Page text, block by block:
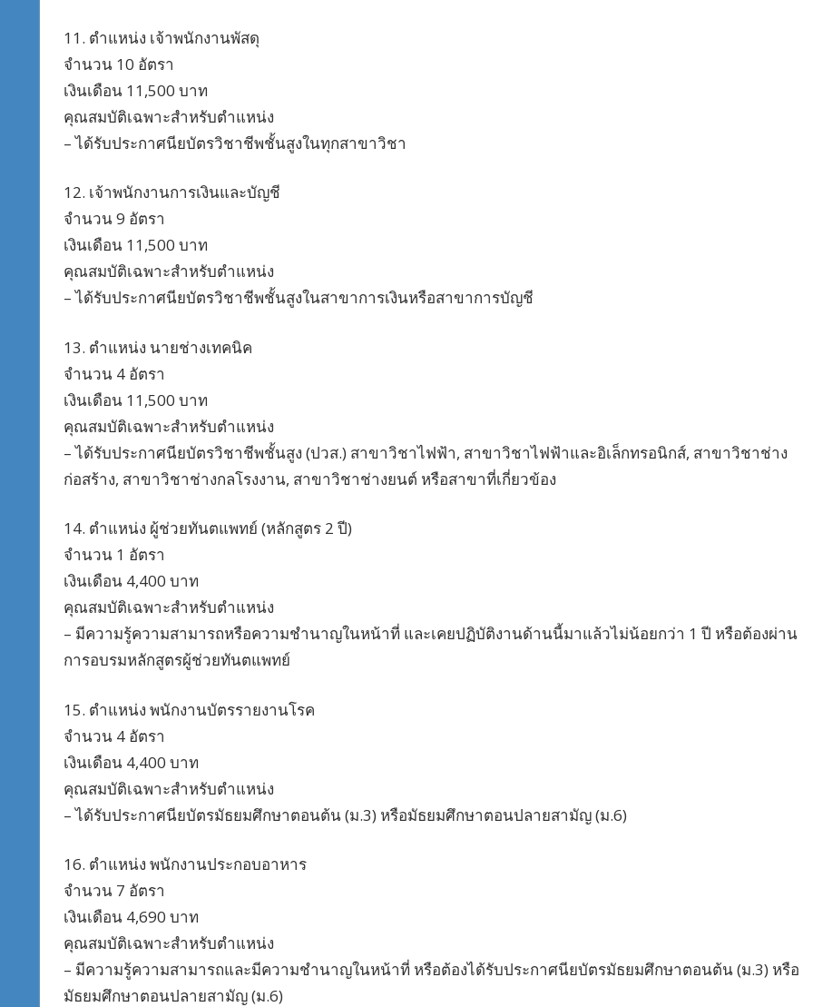
11. ตำแหน่ง เจ้าพนักงานพัสดุ
จำนวน 10 อัตรา
เงินเดือน 11,500 บาท
คุณสมบัติเฉพาะสำหรับตำแหน่ง
– ได้รับประกาศนียบัตรวิชาชีพชั้นสูงในทุกสาขาวิชา
12. เจ้าพนักงานการเงินและบัญชี
จำนวน 9 อัตรา
เงินเดือน 11,500 บาท
คุณสมบัติเฉพาะสำหรับตำแหน่ง
– ได้รับประกาศนียบัตรวิชาชีพชั้นสูงในสาขาการเงินหรือสาขาการบัญชี
13. ตำแหน่ง นายช่างเทคนิค
จำนวน 4 อัตรา
เงินเดือน 11,500 บาท
คุณสมบัติเฉพาะสำหรับตำแหน่ง
– ได้รับประกาศนียบัตรวิชาชีพชั้นสูง (ปวส.) สาขาวิชาไฟฟ้า, สาขาวิชาไฟฟ้าและอิเล็กทรอนิกส์, สาขาวิชาช่าง
ก่อสร้าง, สาขาวิชาช่างกลโรงงาน, สาขาวิชาช่างยนต์ หรือสาขาที่เกี่ยวข้อง
14. ตำแหน่ง ผู้ช่วยทันตแพทย์ (หลักสูตร 2 ปี)
จำนวน 1 อัตรา
เงินเดือน 4,400 บาท
คุณสมบัติเฉพาะสำหรับตำแหน่ง
– มีความรู้ความสามารถหรือความชำนาญในหน้าที่ และเคยปฏิบัติงานด้านนี้มาแล้วไม่น้อยกว่า 1 ปี หรือต้องผ่าน
การอบรมหลักสูตรผู้ช่วยทันตแพทย์
15. ตำแหน่ง พนักงานบัตรรายงานโรค
จำนวน 4 อัตรา
เงินเดือน 4,400 บาท
คุณสมบัติเฉพาะสำหรับตำแหน่ง
– ได้รับประกาศนียบัตรมัธยมศึกษาตอนต้น (ม.3) หรือมัธยมศึกษาตอนปลายสามัญ (ม.6)
16. ตำแหน่ง พนักงานประกอบอาหาร
จำนวน 7 อัตรา
เงินเดือน 4,690 บาท
คุณสมบัติเฉพาะสำหรับตำแหน่ง
– มีความรู้ความสามารถและมีความชำนาญในหน้าที่ หรือต้องได้รับประกาศนียบัตรมัธยมศึกษาตอนต้น (ม.3) หรือ
มัธยมศึกษาตอนปลายสามัญ (ม.6)